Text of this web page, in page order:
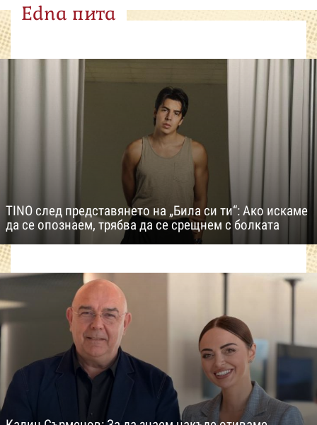
Edna пита
TINO след представянето на „Била си ти“: Ако искаме
да се опознаем, трябва да се срещнем с болката